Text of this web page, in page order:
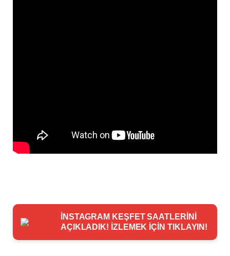
İNSTAGRAM KEŞFET SAATLERİNİ
AÇIKLADIK! İZLEMEK İÇİN TIKLAYIN!